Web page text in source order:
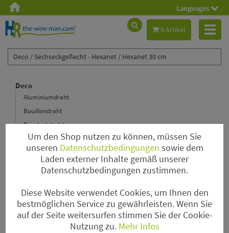
Languages
0 Artikel
Deco / Sechseckgeflecht - Hexanet / Hexanet 30 cm
Deco
Aluminiumdraht
Bouillondraht
Decolackdraht
Floristenkrepp
Lametta Hair
Hochzeit
Nadeln
Papierdraht & Rustic Wire
Perlen
Um den Shop nutzen zu können, müssen Sie
unseren Datenschutzbedingungen sowie dem
Laden externer Inhalte gemäß unserer
Datenschutzbedingungen zustimmen.
Diese Website verwendet Cookies, um Ihnen den
bestmöglichen Service zu gewährleisten. Wenn Sie
auf der Seite weitersurfen stimmen Sie der Cookie-
Nutzung zu. Mehr Infos